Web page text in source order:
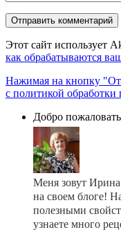
Этот сайт использует
как обрабатываются
Нажимая на кнопку
с политикой
Добро
Меня зовут
на своем блоге!
полезными
узнаете много